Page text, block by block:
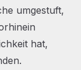
umgestuft,
hat,